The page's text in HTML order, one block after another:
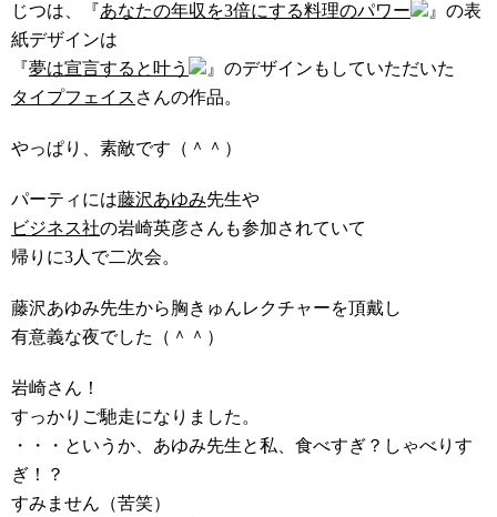
じつは、『あなたの年収を3倍にする料理のパワー
』の表
紙デザインは
『夢は宣言すると叶う
』のデザインもしていただいた
タイプフェイス さんの作品。
やっぱり、素敵です（＾＾）
パーティには藤沢あゆみ先生や
ビジネス社の岩崎英彦さんも参加されていて
帰りに3人で二次会。
藤沢あゆみ先生から胸きゅんレクチャーを頂戴し
有意義な夜でした（＾＾）
岩崎さん！
すっかりご馳走になりました。
・・・というか、あゆみ先生と私、食べすぎ？しゃべりす
ぎ！？
すみません（苦笑）